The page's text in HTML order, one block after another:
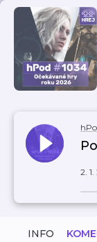
2.
INFO